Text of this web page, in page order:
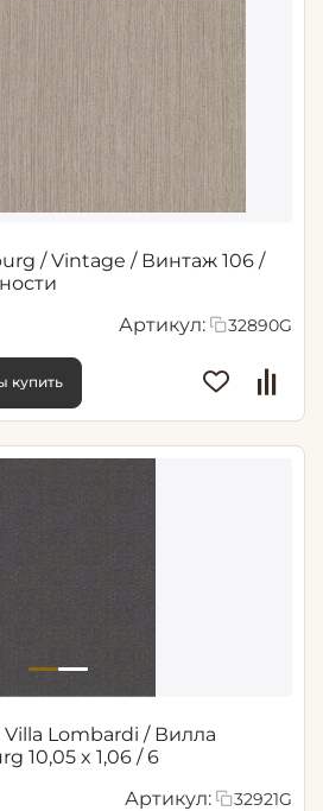
/ Vintage / Винтаж 106 /
Артикул: 32890G
купить
Lombardi / Вилла
10,05 x 1,06 / 6
Артикул: 32921G